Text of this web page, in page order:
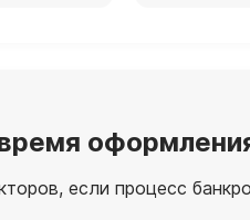
если процесс